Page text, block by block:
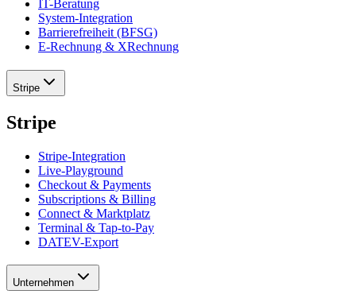
IT-Beratung
System-Integration
Barrierefreiheit (BFSG)
E-Rechnung & XRechnung
Stripe
Stripe
Stripe-Integration
Live-Playground
Checkout & Payments
Subscriptions & Billing
Connect & Marktplatz
Terminal & Tap-to-Pay
DATEV-Export
Unternehmen